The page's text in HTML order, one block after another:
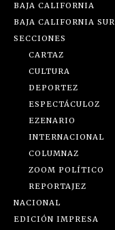
BAJA CALIFORNIA
BAJA CALIFORNIA SUR
SECCIONES
CARTAZ
CULTURA
DEPORTEZ
ESPECTÁCULOZ
EZENARIO
INTERNACIONAL
COLUMNAZ
ZOOM POLÍTICO
REPORTAJEZ
NACIONAL
EDICIÓN IMPRESA